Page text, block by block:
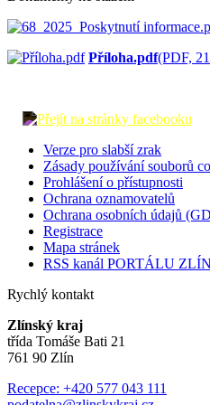
Příloha.pdf(PDF,
Verze pro slabší zrak
Zásady používání souborů
Prohlášení o přístupnosti
Ochrana oznamovatelů
Ochrana osobních údajů
Registrace
Mapa stránek
RSS kanál PORTÁLU
Rychlý kontakt
Zlínský kraj
třída Tomáše Bati 21
761 90 Zlín
Recepce: +420 577 043 111